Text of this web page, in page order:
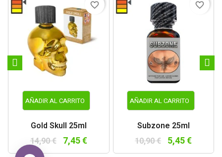
AÑADIR AL CARRITO
Gold Skull 25ml
14,90 € 7,45 €
favorite_border
AÑADIR AL CARRITO
Subzone 25ml
10,90 € 5,45 €
favorite_border